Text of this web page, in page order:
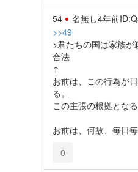
54 名無し4年前
>>49
>君たちの国は家族
合法
↑
お前は、この行為が
る。
この主張の根拠とな
お前は、何故、毎日
0